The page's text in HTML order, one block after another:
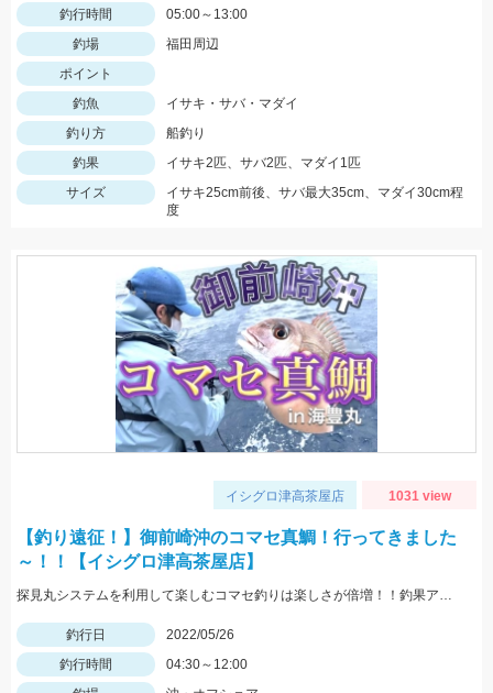
釣行時間
05:00～13:00
釣場
福田周辺
ポイント
釣魚
イサキ・サバ・マダイ
釣り方
船釣り
釣果
イサキ2匹、サバ2匹、マダイ1匹
サイズ
イサキ25cm前後、サバ最大35cm、マダイ30cm程
度
イシグロ津高茶屋店 1031 view
【釣り遠征！】御前崎沖のコマセ真鯛！行ってきました
～！！【イシグロ津高茶屋店】
探見丸システムを利用して楽しむコマセ釣りは楽しさが倍増！！釣果アップの秘訣も！！
釣行日
2022/05/26
釣行時間
04:30～12:00